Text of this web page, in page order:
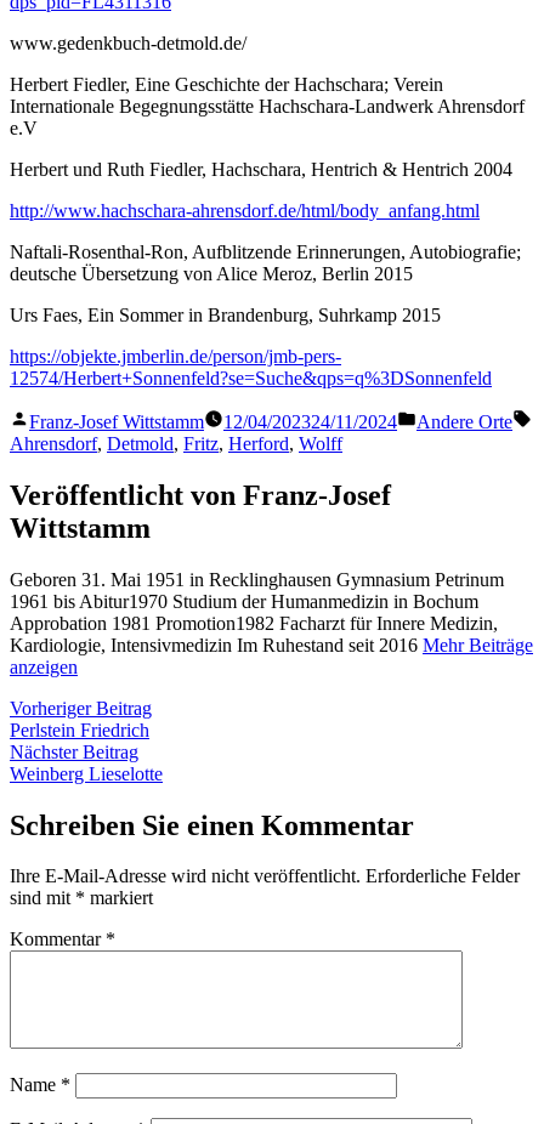
www.gedenkbuch-detmold.de/
Herbert Fiedler, Eine Geschichte der Hachschara; Verein
Internationale Begegnungsstätte Hachschara-Landwerk Ahrensdorf
e.V
Herbert und Ruth Fiedler, Hachschara, Hentrich & Hentrich 2004
http://www.hachschara-ahrensdorf.de/html/body_anfang.html
Naftali-Rosenthal-Ron, Aufblitzende Erinnerungen, Autobiografie;
deutsche Übersetzung von Alice Meroz, Berlin 2015
Urs Faes, Ein Sommer in Brandenburg, Suhrkamp 2015
https://objekte.jmberlin.de/person/jmb-pers-
12574/Herbert+Sonnenfeld?se=Suche&qps=q%3DSonnenfeld
Veröffentlicht
von
Franz-Josef Wittstamm 12/04/202324/11/2024
Veröffentlicht
Andere Orte
Ahrensdorf, Detmold, Fritz, Herford, Wolff
Veröffentlicht von Franz-Josef
Wittstamm
Geboren 31. Mai 1951 in Recklinghausen Gymnasium Petrinum
1961 bis Abitur1970 Studium der Humanmedizin in Bochum
Approbation 1981 Promotion1982 Facharzt für Innere Medizin,
Kardiologie, Intensivmedizin Im Ruhestand seit 2016 Mehr Beiträge
anzeigen
Beitragsnavigation
Vorheriger BeitragVorheriger
Perlstein Friedrich
Nächster BeitragNächster
Beitrag:
Weinberg Lieselotte
Schreiben Sie einen Kommentar
Ihre E-Mail-Adresse wird nicht veröffentlicht. Erforderliche Felder
sind mit * markiert
Kommentar *
Name *